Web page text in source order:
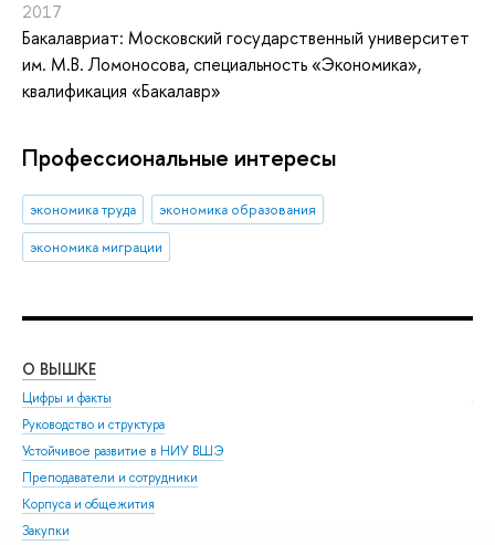
2017
Бакалавриат: Московский государственный университет
им. М.В. Ломоносова, специальность «Экономика»,
квалификация «Бакалавр»
Профессиональные интересы
экономика труда
экономика образования
экономика миграции
О ВЫШКЕ
Цифры и факты
Руководство и структура
Устойчивое развитие в НИУ ВШЭ
Преподаватели и сотрудники
Корпуса и общежития
Закупки